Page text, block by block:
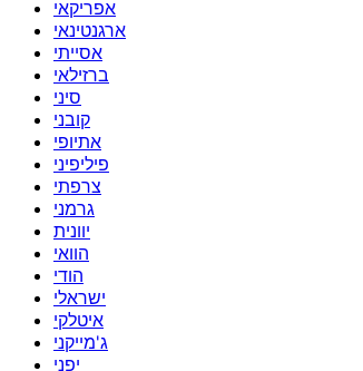
אפריקאי
ארגנטינאי
אסייתי
ברזילאי
סיני
קובני
אתיופי
פיליפיני
צרפתי
גרמני
יוונית
הוואי
הודי
ישראלי
איטלקי
ג'מייקני
יפני